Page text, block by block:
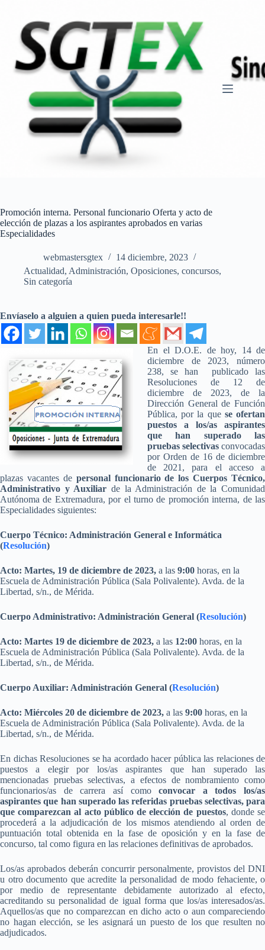
contenido
Promoción interna. Personal funcionario Oferta y acto de
elección de plazas a los aspirantes aprobados en varias
Especialidades
webmastersgtex
14 diciembre, 2023
Actualidad, Administración, Oposiciones, concursos,
Sin categoría
Envíaselo a alguien a quien pueda interesarle!!
En el D.O.E. de hoy, 14 de
diciembre de 2023, número
238, se han publicado las
Resoluciones de 12 de
diciembre de 2023, de la
Dirección General de Función
Pública, por la que se ofertan
puestos a los/as aspirantes
que han superado las
pruebas selectivas convocadas
por Orden de 16 de diciembre
de 2021, para el acceso a
plazas vacantes de personal funcionario de los Cuerpos Técnico,
Administrativo y Auxiliar de la Administración de la Comunidad
Autónoma de Extremadura, por el turno de promoción interna, de las
Especialidades siguientes:
Cuerpo Técnico: Administración General e Informática
(Resolución)
Acto: Martes, 19 de diciembre de 2023, a las 9:00 horas, en la
Escuela de Administración Pública (Sala Polivalente). Avda. de la
Libertad, s/n., de Mérida.
Cuerpo Administrativo: Administración General (Resolución)
Acto: Martes 19 de diciembre de 2023, a las 12:00 horas, en la
Escuela de Administración Pública (Sala Polivalente). Avda. de la
Libertad, s/n., de Mérida.
Cuerpo Auxiliar: Administración General (Resolución)
Acto: Miércoles 20 de diciembre de 2023, a las 9:00 horas, en la
Escuela de Administración Pública (Sala Polivalente). Avda. de la
Libertad, s/n., de Mérida.
En dichas Resoluciones se ha acordado hacer pública las relaciones de
puestos a elegir por los/as aspirantes que han superado las
mencionadas pruebas selectivas, a efectos de nombramiento como
funcionarios/as de carrera así comoconvocar a todos los/as
aspirantes que han superado las referidas pruebas selectivas, para
que comparezcan al acto público de elección de puestos, donde se
procederá a la adjudicación de los mismos atendiendo al orden de
puntuación total obtenida en la fase de oposición y en la fase de
concurso, tal como figura en las relaciones definitivas de aprobados.
Los/as aprobados deberán concurrir personalmente, provistos del DNI
u otro documento que acredite la personalidad de modo fehaciente, o
por medio de representante debidamente autorizado al efecto,
acreditando su personalidad de igual forma que los/as interesados/as.
Aquellos/as que no comparezcan en dicho acto o aun compareciendo
no hagan elección, se les asignará un puesto de los que resulten no
adjudicados.